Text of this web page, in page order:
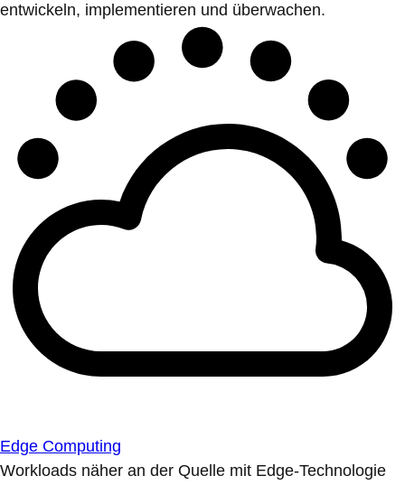
entwickeln, implementieren und überwachen.
Edge Computing
Workloads näher an der Quelle mit Edge-Technologie